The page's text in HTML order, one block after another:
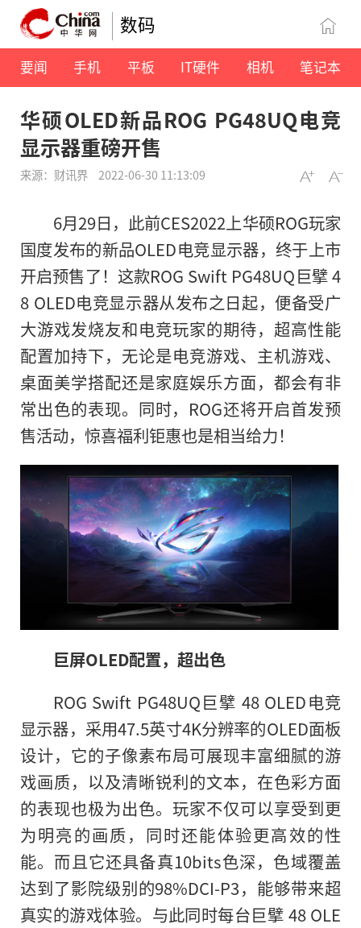
数码
要闻 手机 平板 IT硬件 相机 笔记本
华硕OLED新品ROG PG48UQ电竞
显示器重磅开售
来源：财讯界 2022-06-30 11:13:09
6月29日，此前CES2022上华硕ROG玩家
国度发布的新品OLED电竞显示器，终于上市
开启预售了！这款ROG Swift PG48UQ巨擘 4
8 OLED电竞显示器从发布之日起，便备受广
大游戏发烧友和电竞玩家的期待，超高性能
配置加持下，无论是电竞游戏、主机游戏、
桌面美学搭配还是家庭娱乐方面，都会有非
常出色的表现。同时，ROG还将开启首发预
售活动，惊喜福利钜惠也是相当给力！
巨屏OLED配置，超出色
ROG Swift PG48UQ巨擘 48 OLED电竞
显示器，采用47.5英寸4K分辨率的OLED面板
设计，它的子像素布局可展现丰富细腻的游
戏画质，以及清晰锐利的文本，在色彩方面
的表现也极为出色。玩家不仅可以享受到更
为明亮的画质，同时还能体验更高效的性
能。而且它还具备真10bits色深，色域覆盖
达到了影院级别的98%DCI-P3，能够带来超
真实的游戏体验。与此同时每台巨擘 48 OLE